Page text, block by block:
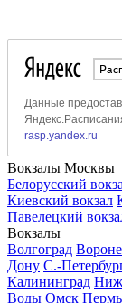
Вокзалы Москвы
Белорусский
Киевский вокзал
Павелецкий
Вокзалы
Волгоград
Дону С.-
Калининград
Воды Омск Пермь